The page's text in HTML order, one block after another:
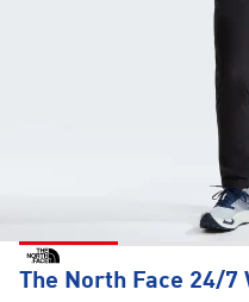
The North Face 24/7